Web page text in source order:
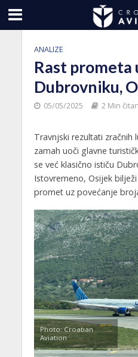
ANALIZE
Rast prometa
Dubrovniku,
05/05/2025 2 Min
Travnjski rezultati zračnih
zamah uoči glavne
se već klasično ističu
Istovremeno, Osijek
promet uz povećanje
Photo: Croatian
Aviation